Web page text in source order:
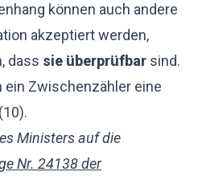
können auch andere
akzeptiert werden,
dass sie überprüfbar sind.
ein Zwischenzähler eine
Ministers auf die
Nr. 24138 der